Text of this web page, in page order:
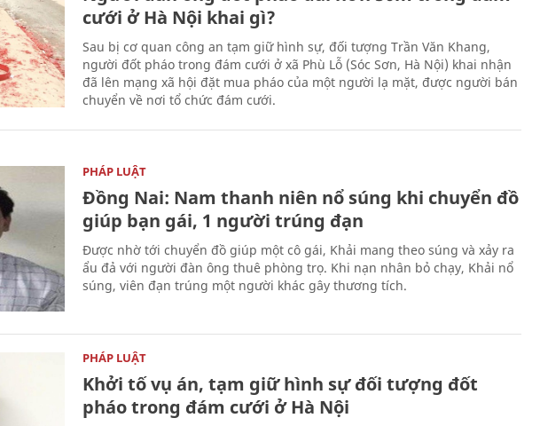
cưới ở Hà Nội khai gì?
Sau bị cơ quan công an tạm giữ hình sự, đối tượng Trần Văn Khang,
người đốt pháo trong đám cưới ở xã Phù Lỗ (Sóc Sơn, Hà Nội) khai nhận
đã lên mạng xã hội đặt mua pháo của một người lạ mặt, được người bán
chuyển về nơi tổ chức đám cưới.
PHÁP LUẬT
Đồng Nai: Nam thanh niên nổ súng khi chuyển đồ
giúp bạn gái, 1 người trúng đạn
Được nhờ tới chuyển đồ giúp một cô gái, Khải mang theo súng và xảy ra
ẩu đả với người đàn ông thuê phòng trọ. Khi nạn nhân bỏ chạy, Khải nổ
súng, viên đạn trúng một người khác gây thương tích.
PHÁP LUẬT
Khởi tố vụ án, tạm giữ hình sự đối tượng đốt
pháo trong đám cưới ở Hà Nội